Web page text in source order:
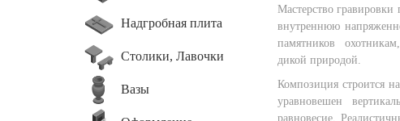
Надгробная плита
Столики, Лавочки
Вазы
Мастерство гравировки
внутреннюю
памятников
дикой природой.
Композиция строится
уравновешен
равновесие.